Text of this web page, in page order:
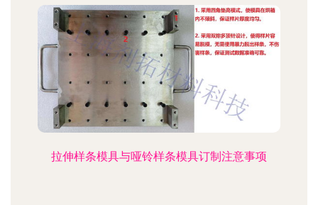
拉伸样条模具与哑铃样条模具订制注意事项